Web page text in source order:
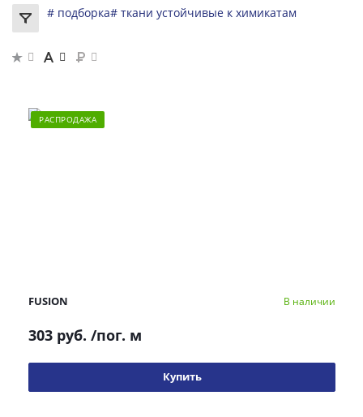
# подборка# ткани устойчивые к химикатам
РАСПРОДАЖА
FUSION В наличии
303 руб. /пог. м
Купить